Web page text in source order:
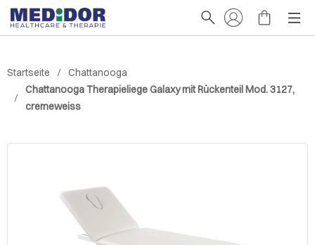
Startseite
Chattanooga
Chattanooga Therapieliege Galaxy mit Rückenteil Mod. 3127,
cremeweiss